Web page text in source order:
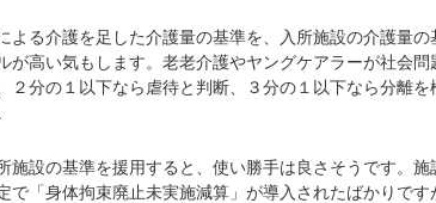
る介護を足した介護量の基準を、入所施設の介護量の
が高い気もします。老老介護やヤングケアラーが社会問
２分の１以下なら虐待と判断、３分の１以下なら分離を
設の基準を援用すると、使い勝手は良さそうです。施
で「身体拘束廃止未実施減算」が導入されたばかりです